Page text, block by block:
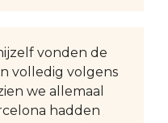
vonden de
volledig volgens
we allemaal
hadden